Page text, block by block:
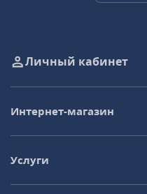
Личный кабинет
Интернет-магазин
Услуги